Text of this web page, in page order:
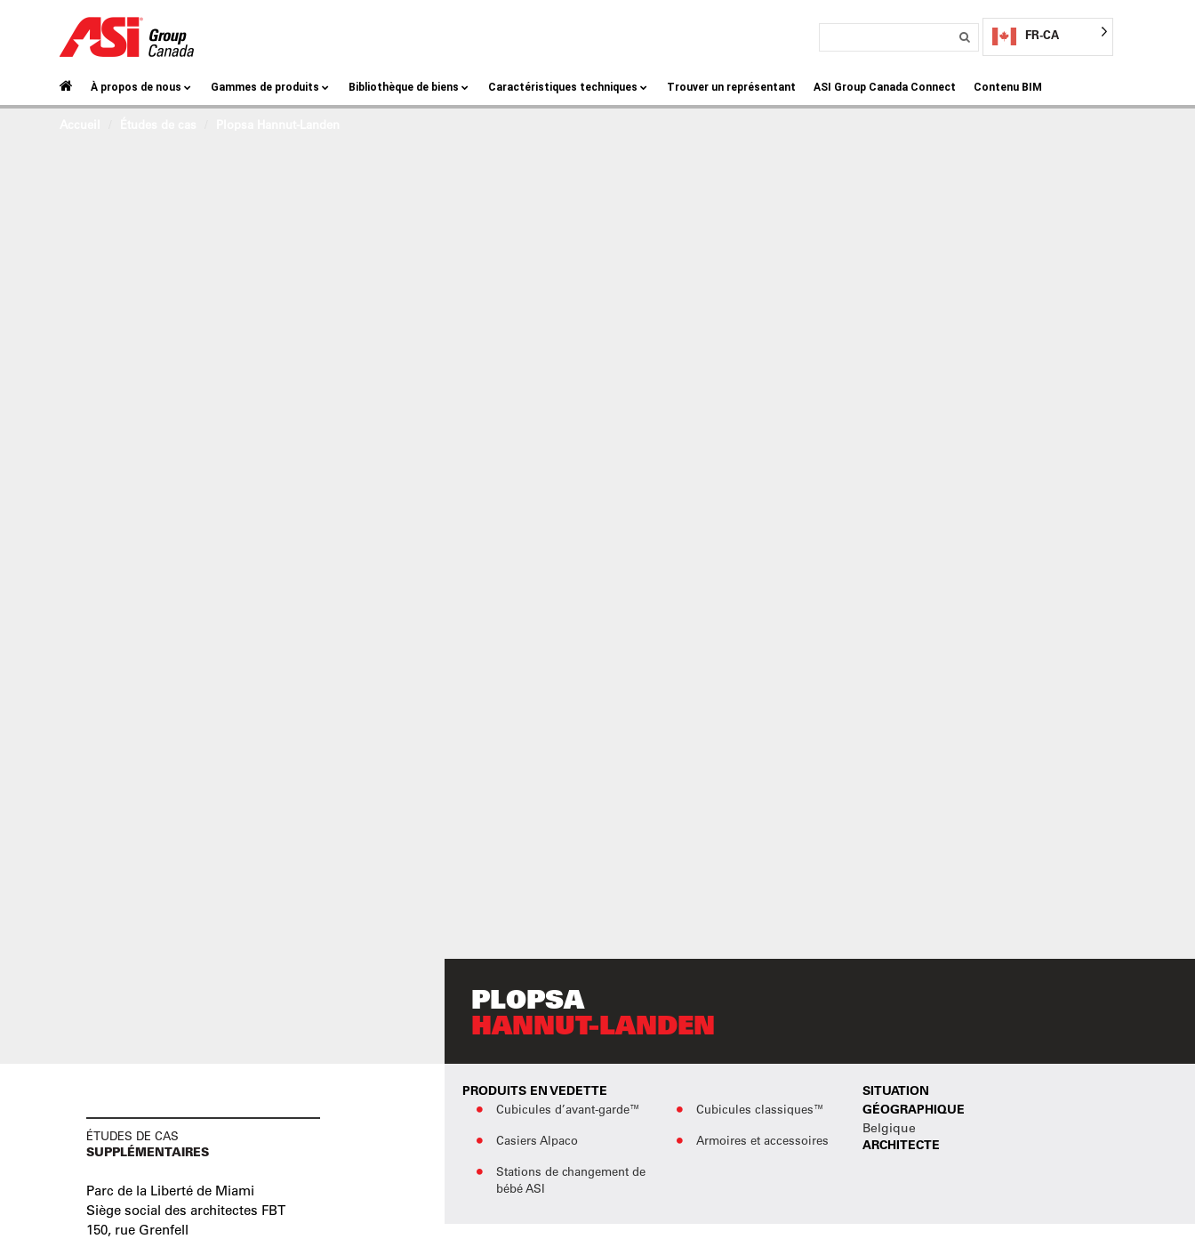
FR-CA
À propos de nous Gammes de produits Bibliothèque de biens Caractéristiques techniques Trouver un représentant ASI Group Canada Connect Contenu BIM
ÉTUDES DE CAS
SUPPLÉMENTAIRES
Parc de la Liberté de Miami
Siège social des architectes FBT
150, rue Grenfell
PLOPSA
HANNUT-LANDEN
PRODUITS EN VEDETTE
Cubicules d’avant-garde™ Cubicules classiques™
Casiers Alpaco Armoires et accessoires
Stations de changement de
bébé ASI
SITUATION
GÉOGRAPHIQUE
Belgique
ARCHITECTE